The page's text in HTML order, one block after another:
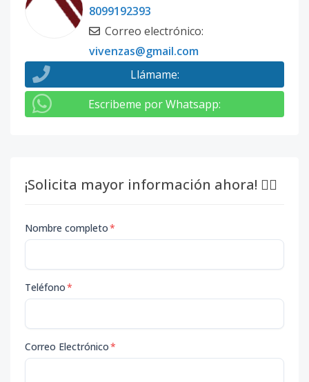
8099192393
Correo electrónico:
vivenzas@gmail.com
Llámame:
Escribeme por Whatsapp:
¡Solicita mayor información ahora! 👇🏽
Nombre completo*
Teléfono*
Correo Electrónico*